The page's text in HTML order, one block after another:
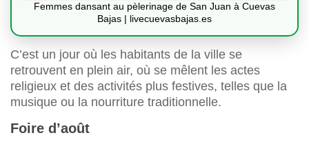
Femmes dansant au pèlerinage de San Juan à Cuevas
Bajas | livecuevasbajas.es
C’est un jour où les habitants de la ville se
retrouvent en plein air, où se mêlent les actes
religieux et des activités plus festives, telles que la
musique ou la nourriture traditionnelle.
Foire d’août